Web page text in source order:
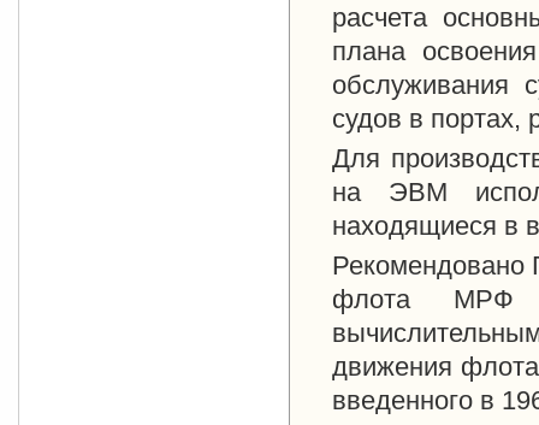
расчета
плана
обслуживания
судов в портах,
Для
на ЭВМ
находящиеся в
Рекомендовано
флота МРФ
движения
введенного в